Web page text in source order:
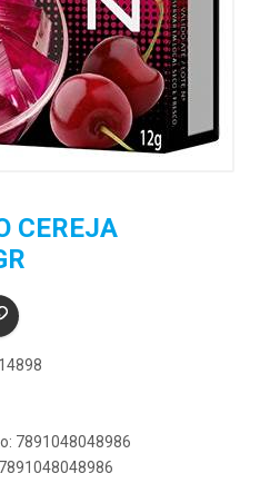
CEREJA
7891048048986